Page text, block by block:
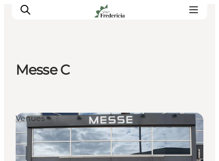
Spisesteder
Overnatning
Planlæg din tur
Book guidet tur
Messe C
Venues